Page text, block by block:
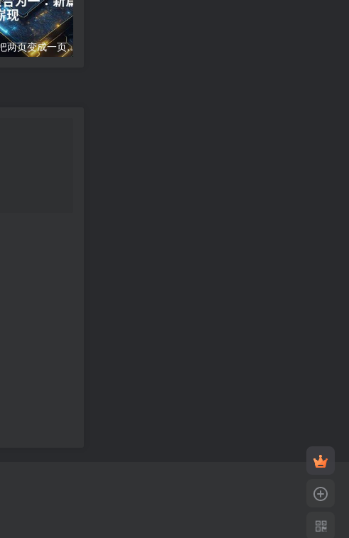
word文档怎么把两页变成一页;两页合为一：新篇崭现